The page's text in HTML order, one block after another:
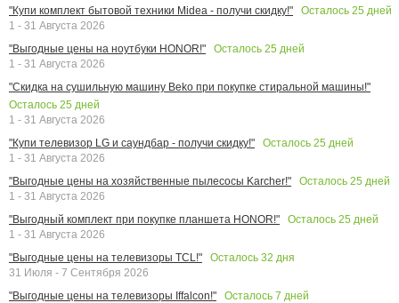
"Купи комплект бытовой техники Midea - получи скидку!"
Осталось 25 дней
1 - 31 Августа 2026
"Выгодные цены на ноутбуки HONOR!"
Осталось 25 дней
1 - 31 Августа 2026
"Скидка на сушильную машину Beko при покупке стиральной машины!"
Осталось 25 дней
1 - 31 Августа 2026
"Купи телевизор LG и саундбар - получи скидку!"
Осталось 25 дней
1 - 31 Августа 2026
"Выгодные цены на хозяйственные пылесосы Karcher!"
Осталось 25 дней
1 - 31 Августа 2026
"Выгодный комплект при покупке планшета HONOR!"
Осталось 25 дней
1 - 31 Августа 2026
"Выгодные цены на телевизоры TCL!"
Осталось 32 дня
31 Июля - 7 Сентября 2026
"Выгодные цены на телевизоры Iffalcon!"
Осталось 7 дней